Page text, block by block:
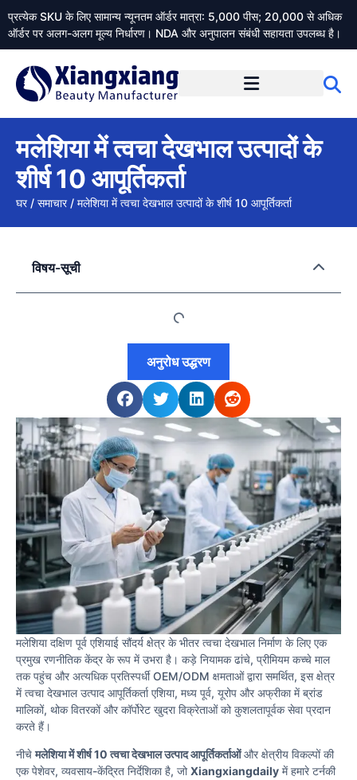
प्रत्येक SKU के लिए सामान्य न्यूनतम ऑर्डर मात्रा: 5,000 पीस; 20,000 से अधिक
ऑर्डर पर अलग-अलग मूल्य निर्धारण। NDA और अनुपालन संबंधी सहायता उपलब्ध है।
मलेशिया में त्वचा देखभाल उत्पादों के
शीर्ष 10 आपूर्तिकर्ता
घर/ समाचार/ मलेशिया में त्वचा देखभाल उत्पादों के शीर्ष 10 आपूर्तिकर्ता
मलेशिया दक्षिण पूर्व एशियाई सौंदर्य क्षेत्र के भीतर त्वचा देखभाल निर्माण के लिए एक
प्रमुख रणनीतिक केंद्र के रूप में उभरा है। कड़े नियामक ढांचे, प्रीमियम कच्चे माल
तक पहुंच और अत्यधिक प्रतिस्पर्धी OEM/ODM क्षमताओं द्वारा समर्थित, इस क्षेत्र
में त्वचा देखभाल उत्पाद आपूर्तिकर्ता एशिया, मध्य पूर्व, यूरोप और अफ्रीका में ब्रांड
मालिकों, थोक वितरकों और कॉर्पोरेट खुदरा विक्रेताओं को कुशलतापूर्वक सेवा प्रदान
करते हैं।
नीचेमलेशिया में शीर्ष 10 त्वचा देखभाल उत्पाद आपूर्तिकर्ताओंऔर क्षेत्रीय विकल्पों की
एक पेशेवर, व्यवसाय-केंद्रित निर्देशिका है, जोXiangxiangdaily में हमारे टर्नकी
विषय-सूची
अनुरोध उद्धरण